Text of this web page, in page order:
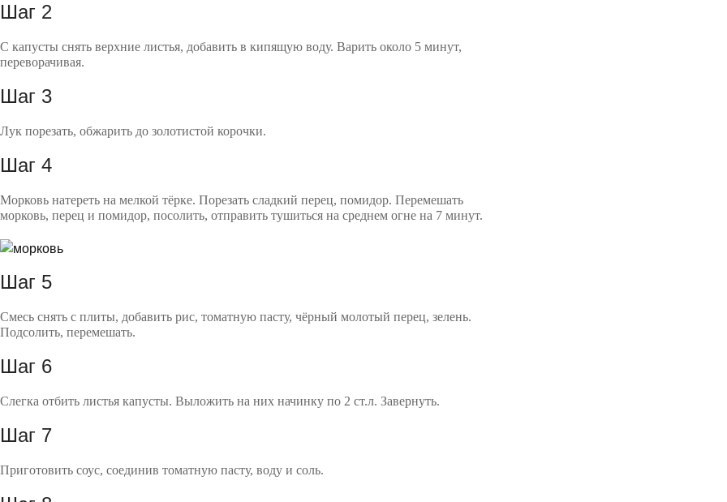
Шаг 2
С капусты снять верхние листья, добавить в кипящую воду. Варить около 5 минут,
переворачивая.
Шаг 3
Лук порезать, обжарить до золотистой корочки.
Шаг 4
Морковь натереть на мелкой тёрке. Порезать сладкий перец, помидор. Перемешать
морковь, перец и помидор, посолить, отправить тушиться на среднем огне на 7 минут.
Шаг 5
Смесь снять с плиты, добавить рис, томатную пасту, чёрный молотый перец, зелень.
Подсолить, перемешать.
Шаг 6
Слегка отбить листья капусты. Выложить на них начинку по 2 ст.л. Завернуть.
Шаг 7
Приготовить соус, соединив томатную пасту, воду и соль.